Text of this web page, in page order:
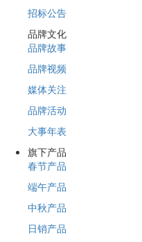
招标公告
品牌文化
品牌故事
品牌视频
媒体关注
品牌活动
大事年表
旗下产品
春节产品
端午产品
中秋产品
日销产品